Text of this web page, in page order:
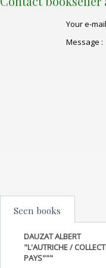
Your e-
Message :
Seen books
DAUZAT ALBERT
"L'AUTRICHE /
PAYS"""